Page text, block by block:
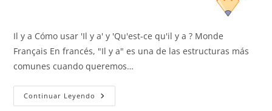
Il y a Cómo usar 'Il y a' y 'Qu'est-ce qu'il y a ? Monde
Français En francés, "Il y a" es una de las estructuras más
comunes cuando queremos…
Continuar Leyendo Il
Y